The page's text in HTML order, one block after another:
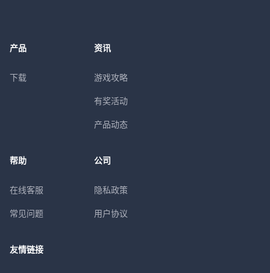
产品
下载
资讯
游戏攻略
有奖活动
产品动态
帮助
在线客服
常见问题
公司
隐私政策
用户协议
友情链接